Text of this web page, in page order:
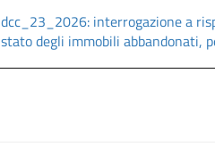
dcc_23_2026: interrogazione a
stato degli immobili abbandonati,